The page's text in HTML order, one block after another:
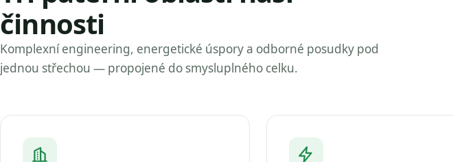
činnosti
Komplexní engineering, energetické úspory a odborné posudky pod
jednou střechou — propojené do smysluplného celku.